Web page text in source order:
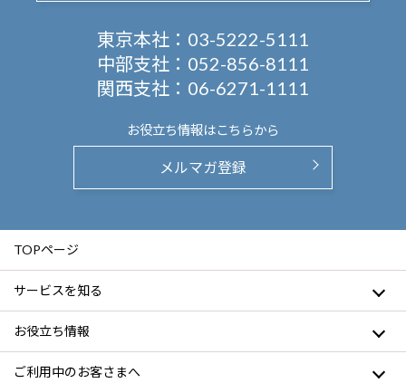
東京本社： 03-5222-5111
中部支社： 052-856-8111
関西支社： 06-6271-1111
お役立ち情報はこちらから
メルマガ登録
TOPページ
サービスを知る
お役立ち情報
ご利用中のお客さまへ